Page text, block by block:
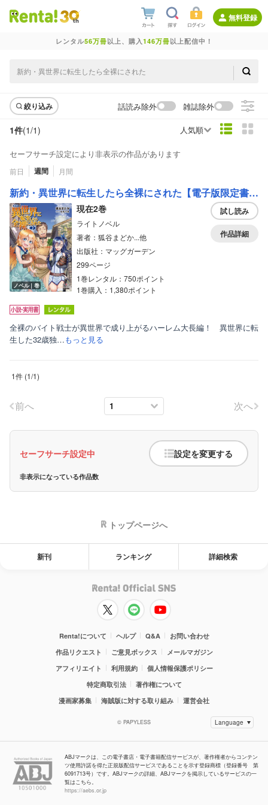
無料登録
レンタル56万冊以上、購入146万冊以上配信中！
絞り込み 話読み除外 雑誌除外
1件(1/1) 人気順
セーフサーチ設定により非表示の作品があります
前日 週間 月間
新約・異世界に転生したら全裸にされた【電子版限定書き下ろしSS付】
ノベル｜巻
現在2巻
ライトノベル
著者：狐谷まどか...他
出版社：マッグガーデン
299ページ
1巻レンタル：750ポイント
1巻購入：1,380ポイント
試し読み
作品詳細
全裸のバイト戦士が異世界で成り上がるハーレム大長編！ 異世界に転
生した32歳独…もっと見る
1件 (1/1)
前へ 次へ
セーフサーチ設定中 設定を変更する
非表示になっている作品数
女性写真集
トップページへ
新刊 ランキング 詳細検索
Renta!について ヘルプ Q&A
お問い合わせ
作品リクエスト
ご意見ボックス
メールマガジン
アフィリエイト
利用規約
個人情報保護ポリシー
特定商取引法
著作権について
漫画家募集
海賊版に対する取り組み 運営会社
© PAPYLESS
ABJマークは、この電子書店・電子書籍配信サービスが、著作権者からコンテン
ツ使用許諾を得た正規版配信サービスであることを示す登録商標（登録番号 第
6091713号）です。ABJマークの詳細、ABJマークを掲示しているサービスの一
覧はこちら。
https://aebs.or.jp